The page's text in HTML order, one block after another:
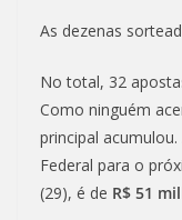
As dezenas
No total, 32
Como ninguém
principal
Federal para o
(29), é de R$ 51